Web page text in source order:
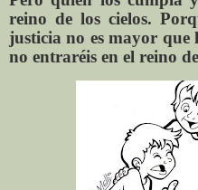
reino de los cielos.
justicia no es mayor que
no entraréis en el reino